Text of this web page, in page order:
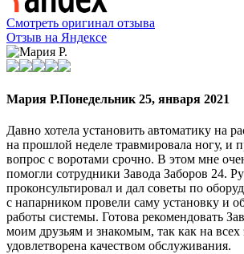
Смотреть оригинал отзыва
Отзыв на Яндексе
Мария Р.Понедельник 25, января 2021
Давно хотела установить автоматику на
на прошлой неделе травмировала ногу, и
вопрос с воротами срочно. В этом мне
помогли сотрудники Завода Заборов 24.
проконсультировал и дал советы по
с напарником провели саму установку и
работы системы. Готова рекомендовать
моим друзьям и знакомым, так как на всех
удовлетворена качеством обслуживания.